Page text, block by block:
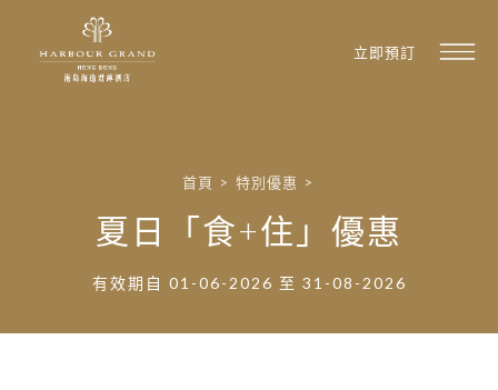
立即預訂
首頁 > 特別優惠 >
夏日「食+住」優惠
有效期自 01-06-2026 至 31-08-2026